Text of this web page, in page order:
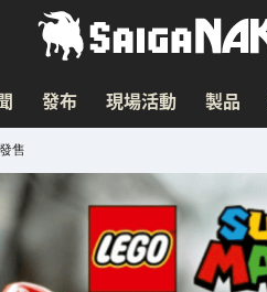
發布 現場活動 製品
售